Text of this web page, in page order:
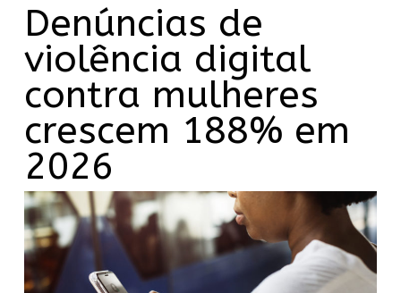
Denúncias de
violência digital
contra mulheres
crescem 188% em
2026